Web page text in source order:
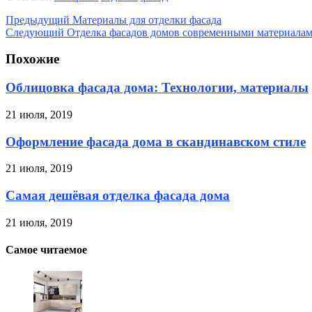
Предыдущий Материалы для отделки фасада
Следующий Отделка фасадов домов современными
Похожие
Облицовка фасада дома: Технологии, материалы
21 июля, 2019
Оформление фасада дома в скандинавском стиле
21 июля, 2019
Самая дешёвая отделка фасада дома
21 июля, 2019
Самое читаемое